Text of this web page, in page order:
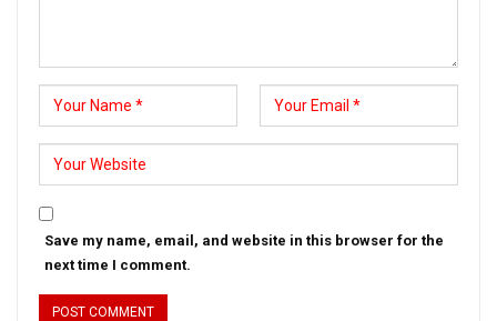
Save my name, email, and website in this browser for the
next time I comment.